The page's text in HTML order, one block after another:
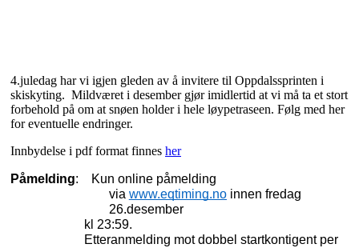
4.juledag har vi igjen gleden av å invitere til Oppdalssprinten i
skiskyting. Mildværet i desember gjør imidlertid at vi må ta et stort
forbehold på om at snøen holder i hele løypetraseen. Følg med her
for eventuelle endringer.
Innbydelse i pdf format finnes her
Påmelding:
Kun online påmelding
via www.eqtiming.no innen fredag
26.desember
kl 23:59.
Etteranmelding mot dobbel startkontigent per